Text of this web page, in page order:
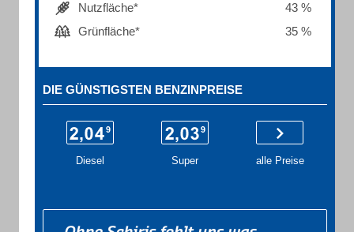
Nutzfläche*
43 %
Grünfläche*
35 %
DIE GÜNSTIGSTEN BENZINPREISE
Diesel Super alle Preise